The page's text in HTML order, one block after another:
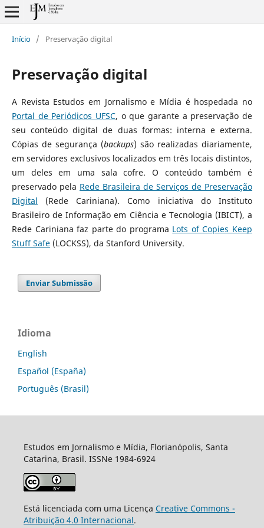
Início / Preservação digital
Preservação digital
A Revista Estudos em Jornalismo e Mídia é hospedada no
Portal de Periódicos UFSC, o que garante a preservação de
seu conteúdo digital de duas formas: interna e externa.
Cópias de segurança (backups) são realizadas diariamente,
em servidores exclusivos localizados em três locais distintos,
um deles em uma sala cofre. O conteúdo também é
preservado pela Rede Brasileira de Serviços de Preservação
Digital (Rede Cariniana). Como iniciativa do Instituto
Brasileiro de Informação em Ciência e Tecnologia (IBICT), a
Rede Cariniana faz parte do programa Lots of Copies Keep
Stuff Safe(LOCKSS), da Stanford University.
Enviar Submissão
Idioma
English
Español (España)
Português (Brasil)
Estudos em Jornalismo e Mídia, Florianópolis, Santa
Catarina, Brasil. ISSNe 1984-6924
Está licenciada com uma Licença Creative Commons -
Atribuição 4.0 Internacional.